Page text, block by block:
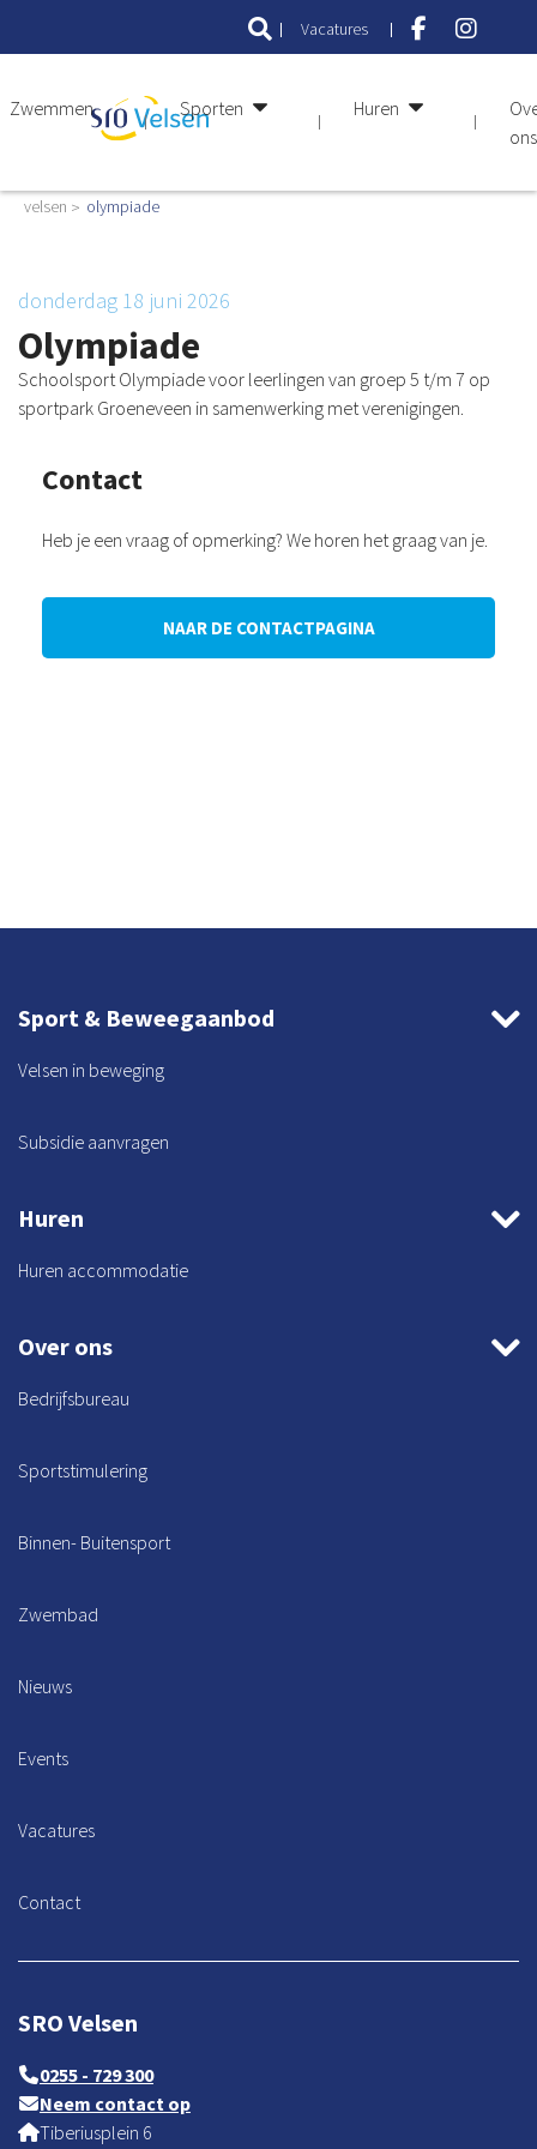
Vacatures
Zwemmen Sporten Huren
ons
velsen olympiade
donderdag 18 juni 2026
Olympiade
Schoolsport Olympiade voor leerlingen van groep 5 t/m 7 op
sportpark Groeneveen in samenwerking met verenigingen.
Contact
Heb je een vraag of opmerking? We horen het graag van je.
NAAR DE CONTACTPAGINA
Sport & Beweegaanbod
Velsen in beweging
Subsidie aanvragen
Huren
Huren accommodatie
Over ons
Bedrijfsbureau
Sportstimulering
Binnen- Buitensport
Zwembad
Nieuws
Events
Vacatures
Contact
SRO Velsen
0255 - 729 300
Neem contact op
Tiberiusplein 6